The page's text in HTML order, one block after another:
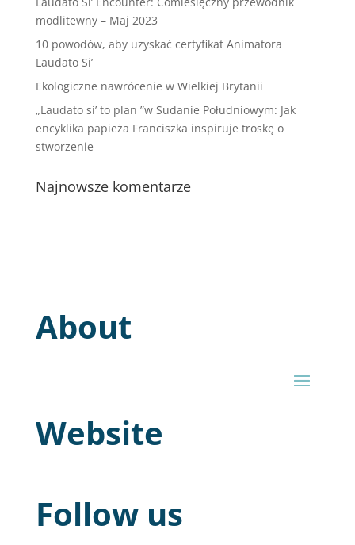
modlitewny – Maj 2023
10 powodów, aby uzyskać certyfikat Animatora
Laudato Si’
Ekologiczne nawrócenie w Wielkiej Brytanii
„Laudato si’ to plan ”w Sudanie Południowym: Jak
encyklika papieża Franciszka inspiruje troskę o
stworzenie
Najnowsze komentarze
About
Website
Follow us